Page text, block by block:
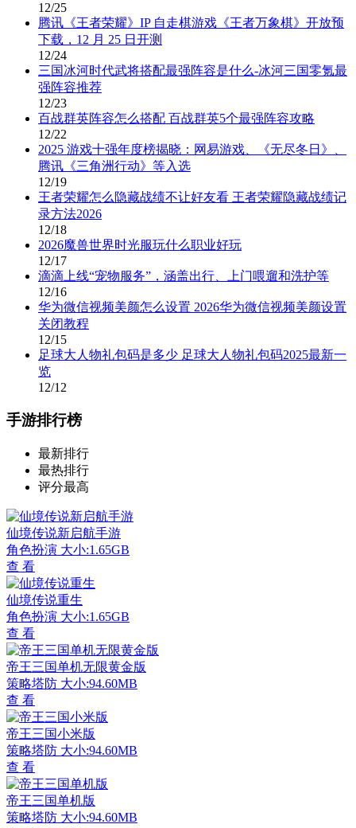
12/25
腾讯《王者荣耀》IP 自走棋游戏《王者万象棋》开放预
下载，12 月 25 日开测
12/24
三国冰河时代武将搭配最强阵容是什么-冰河三国零氪最
强阵容推荐
12/23
百战群英阵容怎么搭配 百战群英5个最强阵容攻略
12/22
2025 游戏十强年度榜揭晓：网易游戏、《无尽冬日》、
腾讯《三角洲行动》等入选
12/19
王者荣耀怎么隐藏战绩不让好友看 王者荣耀隐藏战绩记
录方法2026
12/18
2026魔兽世界时光服玩什么职业好玩
12/17
滴滴上线“宠物服务”，涵盖出行、上门喂遛和洗护等
12/16
华为微信视频美颜怎么设置 2026华为微信视频美颜设置
关闭教程
12/15
足球大人物礼包码是多少 足球大人物礼包码2025最新一
览
12/12
手游排行榜
最新排行
最热排行
评分最高
仙境传说新启航手游
角色扮演 大小:1.65GB
查 看
仙境传说重生
角色扮演 大小:1.65GB
查 看
帝王三国单机无限黄金版
策略塔防 大小:94.60MB
查 看
帝王三国小米版
策略塔防 大小:94.60MB
查 看
帝王三国单机版
策略塔防 大小:94.60MB